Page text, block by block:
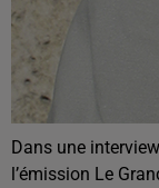
Dans une
l’émission Le